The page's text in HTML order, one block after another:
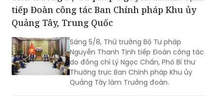
chỉ tiêu, nhiệm vụ năm 2026.
tiếp Đoàn công tác Ban Chính pháp Khu ủy
Quảng Tây, Trung Quốc
Sáng 5/8, Thứ trưởng Bộ Tư pháp
Nguyễn Thanh Tịnh tiếp Đoàn công tác
do đồng chí Lý Ngọc Chấn, Phó Bí thư
Thường trực Ban Chính pháp Khu ủy
Quảng Tây làm Trưởng đoàn.